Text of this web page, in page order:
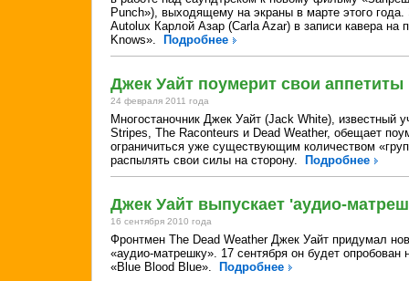
Punch»), выходящему на экраны в марте этого
Autolux Карлой Азар (Carla Azar) в записи кавера на
Knows».
Подробнее
Джек Уайт поумерит свои аппетиты
24 февраля 2011 года
Многостаночник Джек Уайт (Jack White), известный
Stripes, The Raconteurs и Dead Weather, обещает
ограничиться уже существующим количеством
распылять свои силы на сторону.
Подробнее
Джек Уайт выпускает 'аудио-
16 сентября 2010 года
Фронтмен The Dead Weather Джек Уайт придумал
«аудио-матрешку». 17 сентября он будет опробован
«Blue Blood Blue».
Подробнее